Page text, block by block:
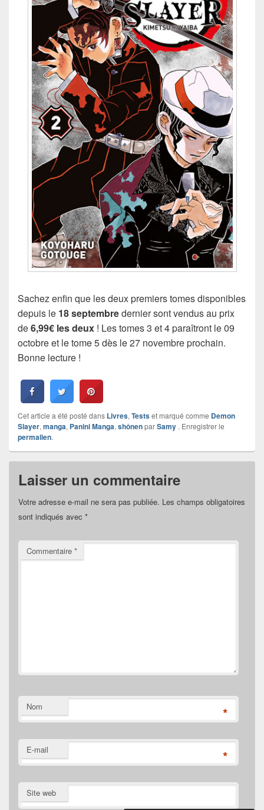
Sachez enfin que les deux premiers tomes disponibles
depuis le 18 septembredernier sont vendus au prix
de6,99€ les deux ! Les tomes 3 et 4 paraîtront le 09
octobre et le tome 5 dès le 27 novembre prochain.
Bonne lecture !
Cet article a été posté dans Livres, Testset marqué comme Demon
Slayer, manga, Panini Manga, shônenparSamy . Enregistrer le
permalien.
Laisser un commentaire
Votre adresse e-mail ne sera pas publiée. Les champs obligatoires
sont indiqués avec *
Commentaire *
Nom *
E-mail *
Site web